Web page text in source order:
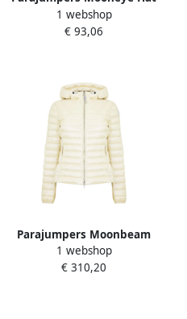
Off White Dames
1 webshop
€ 93,06
Parajumpers Moonbeam
Donsjas Rits Logo White
Dames
1 webshop
€ 310,20